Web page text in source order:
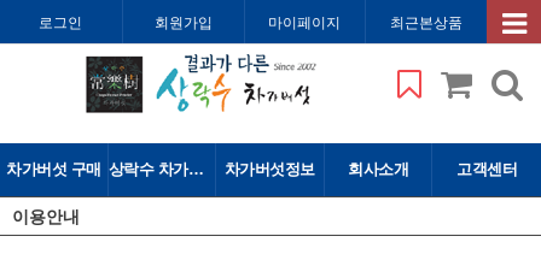
로그인 회원가입 마이페이지 최근본상품
차가버섯 구매 상락수 차가버섯 차가버섯정보 회사소개 고객센터
이용안내